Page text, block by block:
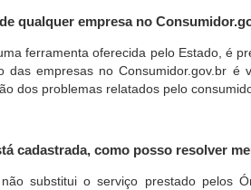
qualquer empresa no
ferramenta oferecida pelo Estado, é
das empresas no Consumidor.gov.br
dos problemas relatados pelo
cadastrada, como posso resolver
não substitui o serviço prestado pelos